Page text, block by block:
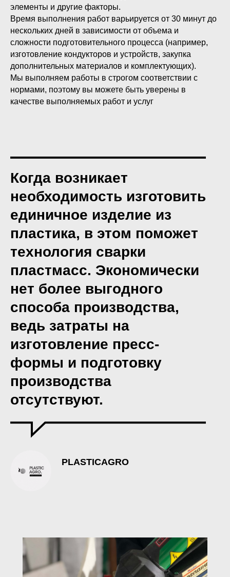
элементы и другие факторы.
Время выполнения работ варьируется от 30 минут до
нескольких дней в зависимости от объема и
сложности подготовительного процесса (например,
изготовление кондукторов и устройств, закупка
дополнительных материалов и комплектующих).
Мы выполняем работы в строгом соответствии с
нормами, поэтому вы можете быть уверены в
качестве выполняемых работ и услуг
Когда возникает
необходимость изготовить
единичное изделие из
пластика, в этом поможет
технология сварки
пластмасс. Экономически
нет более выгодного
способа производства,
ведь затраты на
изготовление пресс-
формы и подготовку
производства
отсутствуют.
PLASTICAGRO